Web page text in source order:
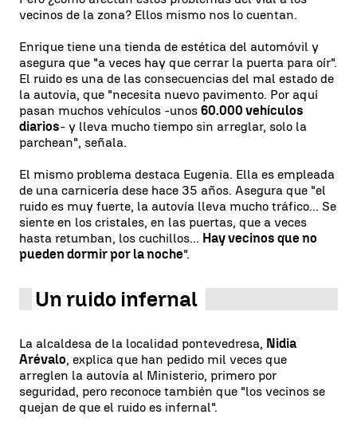
vecinos de la zona? Ellos mismo nos lo cuentan.
Enrique tiene una tienda de estética del automóvil y
asegura que "a veces hay que cerrar la puerta para oír".
El ruido es una de las consecuencias del mal estado de
la autovía, que "necesita nuevo pavimento. Por aquí
pasan muchos vehículos -unos 60.000 vehículos
diarios- y lleva mucho tiempo sin arreglar, solo la
parchean", señala.
El mismo problema destaca Eugenia. Ella es empleada
de una carnicería dese hace 35 años. Asegura que "el
ruido es muy fuerte, la autovía lleva mucho tráfico... Se
siente en los cristales, en las puertas, que a veces
hasta retumban, los cuchillos... Hay vecinos que no
pueden dormir por la noche".
Un ruido infernal
La alcaldesa de la localidad pontevedresa, Nidia
Arévalo, explica que han pedido mil veces que
arreglen la autovía al Ministerio, primero por
seguridad, pero reconoce también que "los vecinos se
quejan de que el ruido es infernal".